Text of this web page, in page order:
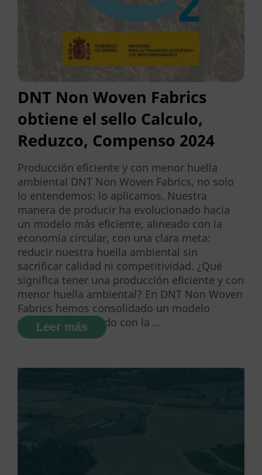
DNT Non Woven Fabrics
obtiene el sello Calculo,
Reduzco, Compenso 2024
Producción eficiente y con menor huella
ambiental DNT Non Woven Fabrics, no solo
lo entendemos: lo aplicamos. Nuestra
manera de producir ha evolucionado hacia
un modelo más eficiente, alineado con la
economía circular, con una clara meta:
reducir nuestra huella ambiental sin
sacrificar calidad ni competitividad. ¿Qué
significa tener una producción eficiente y con
menor huella ambiental? En DNT Non Woven
Fabrics hemos consolidado un modelo
productivo alineado con la ...
Leer más